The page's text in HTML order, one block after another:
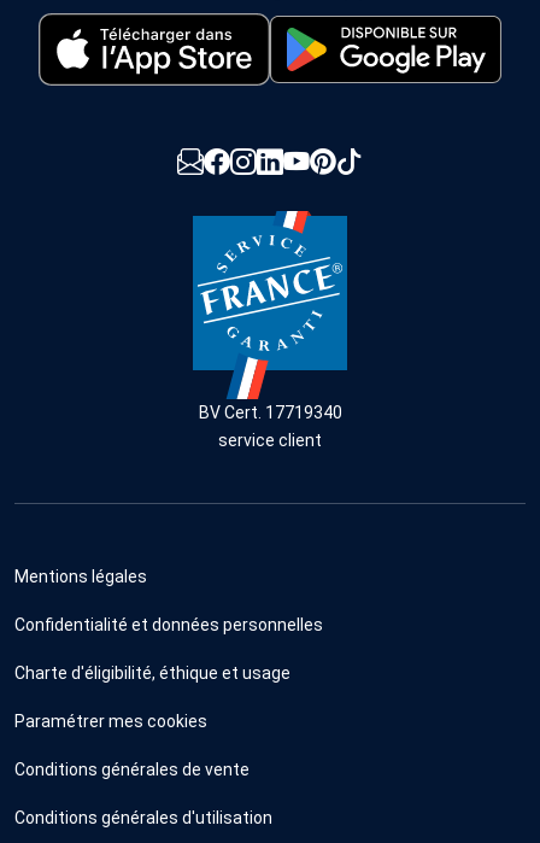
BV Cert. 17719340
service client
Mentions légales
Confidentialité et données personnelles
Charte d'éligibilité, éthique et usage
Paramétrer mes cookies
Conditions générales de vente
Conditions générales d'utilisation